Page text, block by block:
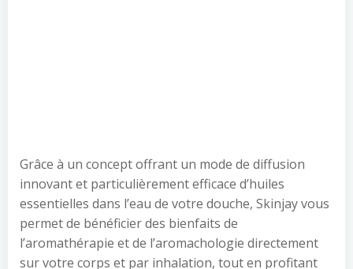
Grâce à un concept offrant un mode de diffusion
innovant et particulièrement efficace d’huiles
essentielles dans l’eau de votre douche, Skinjay vous
permet de bénéficier des bienfaits de
l’aromathérapie et de l’aromachologie directement
sur votre corps et par inhalation, tout en profitant